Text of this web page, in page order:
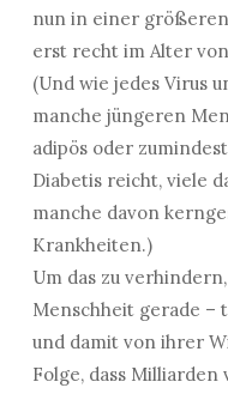
nun in einer größeren
erst recht im Alter
(Und wie jedes Virus
manche jüngeren
adipös oder
Diabetis reicht, viele
manche davon
Krankheiten.)
Um das zu
Menschheit gerade –
und damit von ihrer
Folge, dass